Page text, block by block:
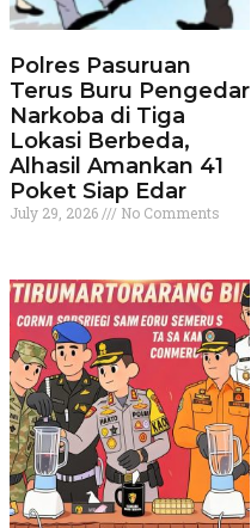
Polres Pasuruan
Terus Buru Pengedar
Narkoba di Tiga
Lokasi Berbeda,
Alhasil Amankan 41
Poket Siap Edar
July 29, 2026 No Comments